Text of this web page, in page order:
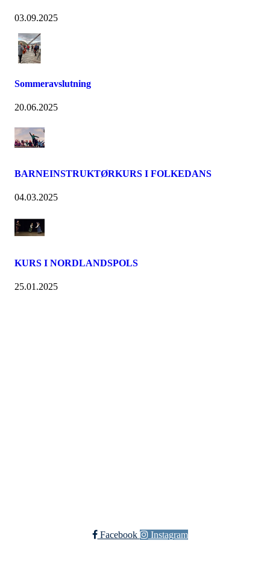
03.09.2025
Sommeravslutning
20.06.2025
BARNEINSTRUKTØRKURS I FOLKEDANS
04.03.2025
KURS I NORDLANDSPOLS
25.01.2025
Facebook Instagram